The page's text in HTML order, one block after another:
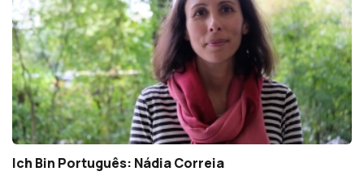
Ich Bin Português: Nádia Correia